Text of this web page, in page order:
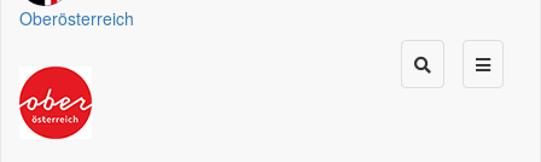
Oberösterreich